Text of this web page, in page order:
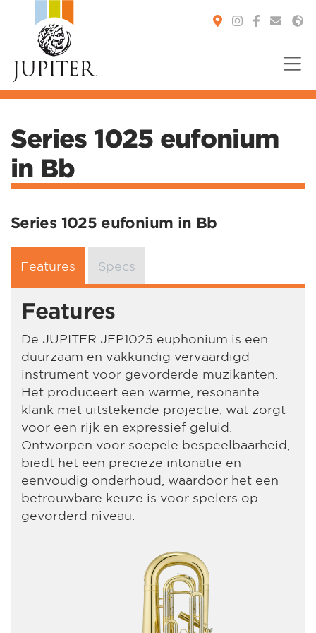
Series 1025 eufonium
in Bb
Series 1025 eufonium in Bb
Features Specs
Features
De JUPITER JEP1025 euphonium is een
duurzaam en vakkundig vervaardigd
instrument voor gevorderde muzikanten.
Het produceert een warme, resonante
klank met uitstekende projectie, wat zorgt
voor een rijk en expressief geluid.
Ontworpen voor soepele bespeelbaarheid,
biedt het een precieze intonatie en
eenvoudig onderhoud, waardoor het een
betrouwbare keuze is voor spelers op
gevorderd niveau.